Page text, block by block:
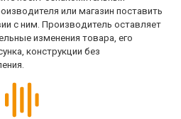
или магазин поставить
с ним. Производитель оставляет
изменения товара, его
конструкции без